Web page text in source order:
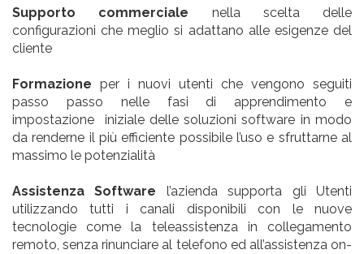
Supporto commerciale nella scelta delle
configurazioni che meglio si adattano alle esigenze del
cliente
Formazione per i nuovi utenti che vengono seguiti
passo passo nelle fasi di apprendimento e
impostazione iniziale delle soluzioni software in modo
da renderne il più efficiente possibile l’uso e sfruttarne al
massimo le potenzialità
Assistenza Software l’azienda supporta gli Utenti
utilizzando tutti i canali disponibili con le nuove
tecnologie come la teleassistenza in collegamento
remoto, senza rinunciare al telefono ed all’assistenza on-